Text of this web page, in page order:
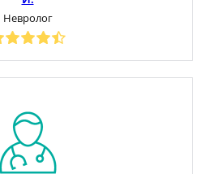
Невролог